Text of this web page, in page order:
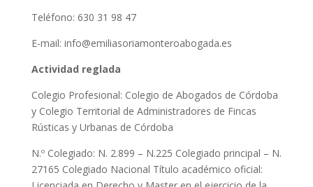
Teléfono: 630 31 98 47
E-mail: info@emiliasoriamonteroabogada.es
Actividad reglada
Colegio Profesional: Colegio de Abogados de Córdoba
y Colegio Territorial de Administradores de Fincas
Rústicas y Urbanas de Córdoba
N.º Colegiado: N. 2.899 – N.225 Colegiado principal – N.
27165 Colegiado Nacional Título académico oficial: